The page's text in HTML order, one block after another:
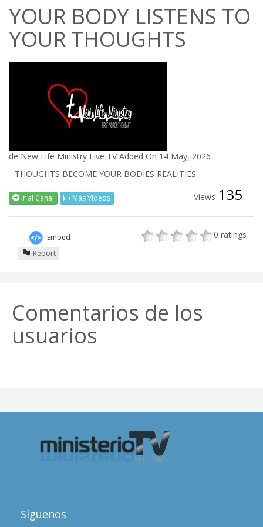
YOUR BODY LISTENS TO
YOUR THOUGHTS
de New Life Ministry Live TVAdded On 14 May, 2026
THOUGHTS BECOME YOUR BODIES REALITIES
Ir al Canal Más Videos Views 135
Embed
Report
0 ratings
Comentarios de los
usuarios
Síguenos